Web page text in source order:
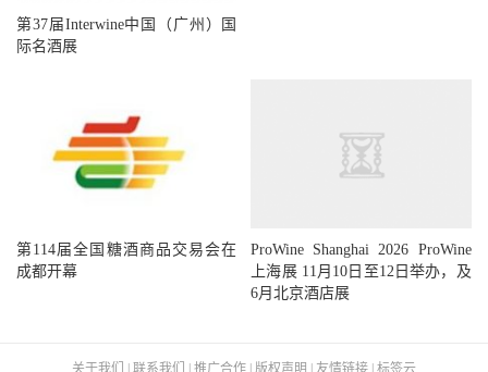
第37届Interwine中国（广州）国
际名酒展
第114届全国糖酒商品交易会在
成都开幕
ProWine Shanghai 2026 ProWine
上海展 11月10日至12日举办，及
6月北京酒店展
关于我们 | 联系我们 | 推广合作 | 版权声明 | 友情链接 | 标签云